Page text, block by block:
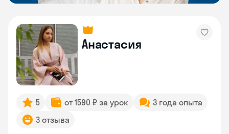
Анастасия
5 от 1590 ₽ за урок
3 года опыта
3 отзыва